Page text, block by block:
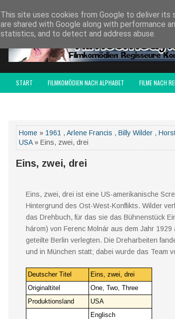
SITCOMSERIEN.DE DRAMEDY-SERIEN.DE SF-ACTIONFILM.DE
START FILMKOMÖDIEN NACH ALPHABET FILME NACH
Home » 1961 , Arlene Francis , Billy Wilder ,
USA» Eins, zwei, drei
Eins, zwei, drei
Eins, zwei, drei ist eine US-amerikanische
Hintergrund des Ost-West-Konflikts. Wilder
das Drehbuch, für das sie das Bühnenstück
három) von Ferenc Molnár aus dem Jahr
geteilte Berlin verlegten. Die Dreharbeiten
und in München statt; dabei wurde das Team
Deutscher Titel
Eins, zwei, drei
Originaltitel
One, Two, Three
Produktionsland
USA
Englisch
This site uses cookies from Google to deliver its
are shared with Google along with performance
statistics, and to detect and address abuse.